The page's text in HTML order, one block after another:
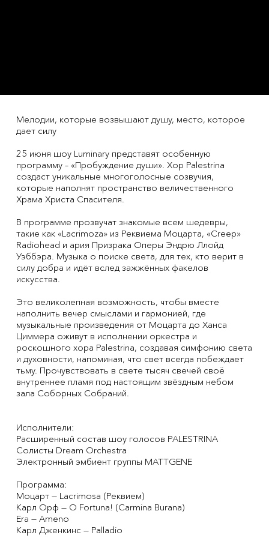
Мелодии, которые возвышают душу, место, которое
дает силу
25 июня шоу Luminary представят особенную
программу – «Пробуждение души». Хор Palestrina
создаст уникальные многоголосные созвучия,
которые наполнят пространство величественного
Храма Христа Спасителя.
В программе прозвучат знакомые всем шедевры,
такие как «Lacrimoza» из Реквиема Моцарта, «Creep»
Radiohead и ария Призрака Оперы Эндрю Ллойд
Уэббэра. Музыка о поиске света, для тех, кто верит в
силу добра и идёт вслед зажжённых факелов
искусства.
Это великолепная возможность, чтобы вместе
наполнить вечер смыслами и гармонией, где
музыкальные произведения от Моцарта до Ханса
Циммера оживут в исполнении оркестра и
роскошного хора Palestrina, создавая симфонию света
и духовности, напоминая, что свет всегда побеждает
тьму. Прочувствовать в свете тысяч свечей своё
внутреннее пламя под настоящим звёздным небом
зала Соборных Собраний.
Исполнители:
Расширенный состав шоу голосов PALESTRINA
Солисты Dream Orchestra
Электронный эмбиент группы MATTGENE
Программа:
Моцарт — Lacrimosa (Реквием)
Карл Орф — O Fortuna! (Carmina Buranа)
Era — Ameno
Карл Дженкинс — Palladio